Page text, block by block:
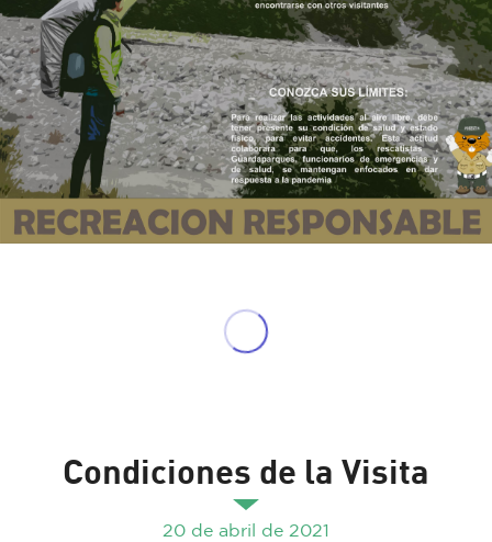
Condiciones de la Visita
20 de abril de 2021